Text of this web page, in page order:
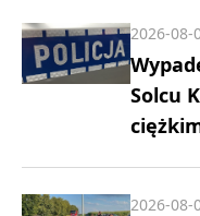
Solcu
2026-08-
2026-08-